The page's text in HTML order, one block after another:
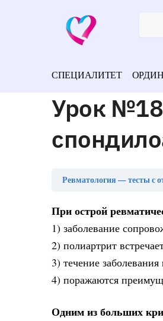
СПЕЦИАЛИТЕТ
Урок
Ревматология — тесты с
При острой
1) заболевание
2) полиартрит
3) течение
4) поражаются
Одним из больших